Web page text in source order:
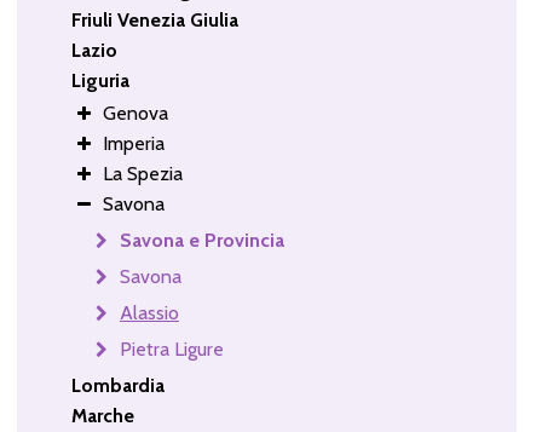
Friuli Venezia Giulia
Lazio
Liguria
Genova
Imperia
La Spezia
Savona
Savona e Provincia
Savona
Alassio
Pietra Ligure
Lombardia
Marche